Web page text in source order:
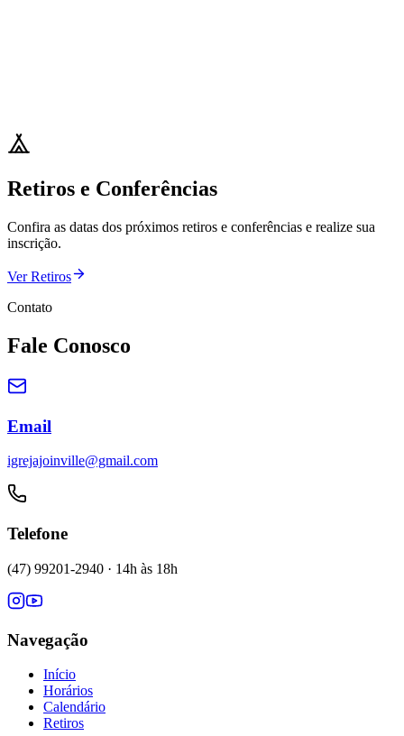
Retiros e Conferências
Confira as datas dos próximos retiros e conferências e realize sua
inscrição.
Ver Retiros
Contato
Fale Conosco
Email
igrejajoinville@gmail.com
Telefone
(47) 99201-2940 · 14h às 18h
Navegação
Início
Horários
Calendário
Retiros